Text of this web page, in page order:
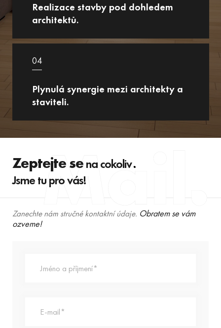
Realizace stavby pod dohledem
architektů.
04
Plynulá synergie mezi architekty a
staviteli.
Zeptejte sena cokoliv
Jsme tu pro vás!
Zanechte nám stručné kontaktní údaje. Obratem se vám
ozveme!